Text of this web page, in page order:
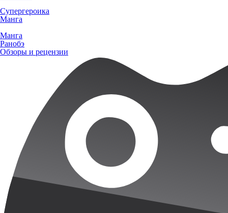
Супергероика
Манга
Манга
Ранобэ
Обзоры и рецензии